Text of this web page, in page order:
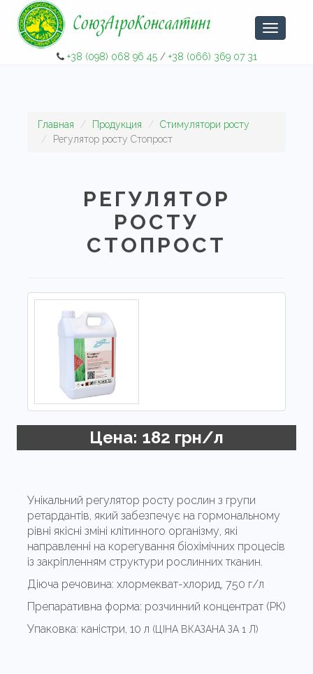
+38 (098) 068 96 45/ +38 (066) 369 07 31
Главная Продукция
Стимулятори росту
Регулятор росту Стопрост
РЕГУЛЯТОР
РОСТУ
СТОПРОСТ
Цена: 182 грн/л
Унікальний регулятор росту рослин з групи
ретардантів, який забезпечує на гормональному
рівні якісні зміні клітинного організму, які
направленні на корегування біохімічних процесів
із закріпленням структури рослинних тканин.
Діюча речовина: хлормекват-хлорид, 750 г/л
Препаративна форма: розчинний концентрат (РК)
Упаковка: каністри, 10 л (ЦІНА ВКАЗАНА ЗА 1 Л)